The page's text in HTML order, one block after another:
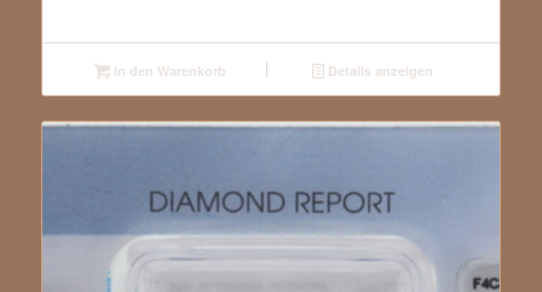
In den Warenkorb Details anzeigen